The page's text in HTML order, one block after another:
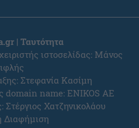
| Ταυτότητα
ιστοσελίδας: Μάνος
Στεφανία Κασίμη
domain name: ENIKOS AE
Χατζηνικολάου
Διαφήμιση